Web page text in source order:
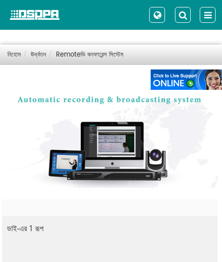
নিহোম ঊর্ধ্বতন Remoteভি কনফারেন্স সিস্টেম
ডাই-এর 1 রূপ